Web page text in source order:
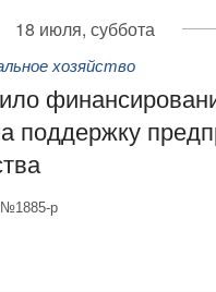
18 июля, суббота
хозяйство
поддержку
№1885-р